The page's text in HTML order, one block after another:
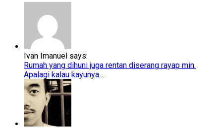
Ivan Imanuel says:
Rumah yang dihuni juga rentan diserang rayap min.
Apalagi kalau kayunya...